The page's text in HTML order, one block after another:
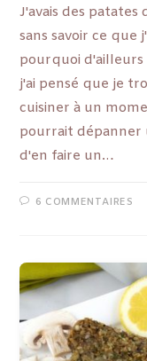
J'avais des patates
sans savoir ce que
pourquoi d'ailleurs
j'ai pensé que je
cuisiner à un
pourrait dépanner
d'en faire un…
6 COMMENTAIRES